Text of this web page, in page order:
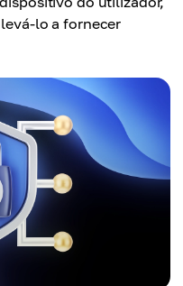
lo a fornecer